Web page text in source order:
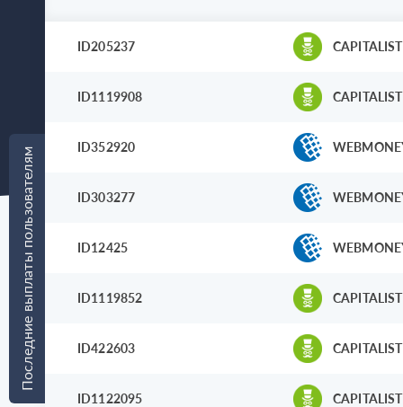
Последние выплаты пользователям
ID205237 CAPITALIST
ID1119908 CAPITALIST
ID352920
ID303277
ID12425
ID1119852 CAPITALIST
ID422603 CAPITALIST
ID1122095 CAPITALIST